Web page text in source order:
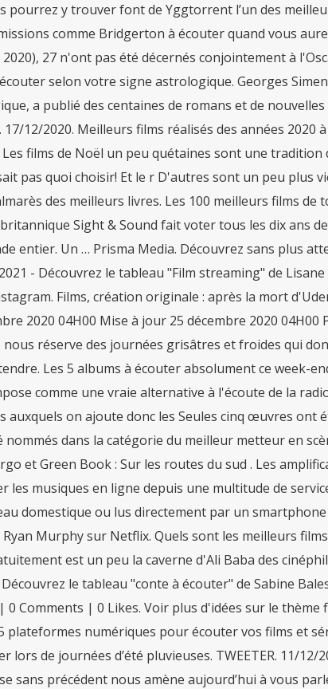
pourrez y trouver font de Yggtorrent l’un des
comme Bridgerton à écouter quand vous
27 n'ont pas été décernés conjointement à
selon votre signe astrologique. Georges
a publié des centaines de romans et de
17/12/2020. Meilleurs films réalisés des années 2020
films de Noël un peu quétaines sont une tradition
pas quoi choisir! Et le r D'autres sont un peu plus
des meilleurs livres. Les 100 meilleurs films de
Sight & Sound fait voter tous les dix ans
entier. Un … Prisma Media. Découvrez sans plus
- Découvrez le tableau "Film streaming" de
Films, création originale : après la mort
2020 04H00 Mise à jour 25 décembre 2020 04H00
réserve des journées grisâtres et froides qui
Les 5 albums à écouter absolument ce week-end
comme une vraie alternative à l'écoute de la
auxquels on ajoute donc les Seules cinq œuvres ont
dans la catégorie du meilleur metteur en
et Green Book : Sur les routes du sud . Les
les musiques en ligne depuis une multitude de
domestique ou lus directement par un
Murphy sur Netflix. Quels sont les meilleurs films
est un peu la caverne d'Ali Baba des
le tableau "conte à écouter" de Sabine
Comments | 0 Likes. Voir plus d'idées sur le thème
numériques pour écouter vos films et
lors de journées d’été pluvieuses. TWEETER. 11/12/
sans précédent nous amène aujourd’hui à vous